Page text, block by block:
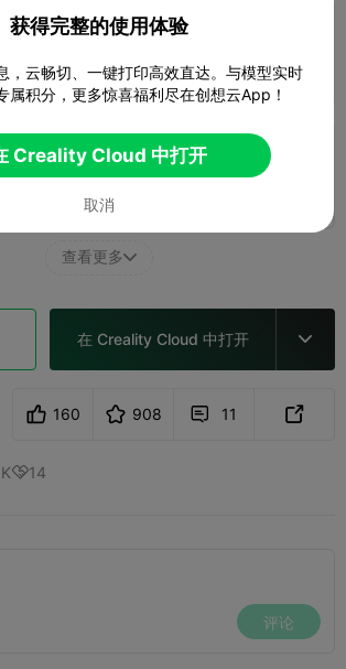
0.2mm layer, 2 walls, 15% infill
 01h 43m  1 盘  54.59g
0.2mm layer, 3 walls, 10 infill
查看更多
在 Creality Cloud 中打开 
160 908  11 
14
获得完整的使用体验
，云畅切、一键打印高效直达。与模型实时
属积分，更多惊喜福利尽在创想云App！
Creality Cloud 中打开
取消